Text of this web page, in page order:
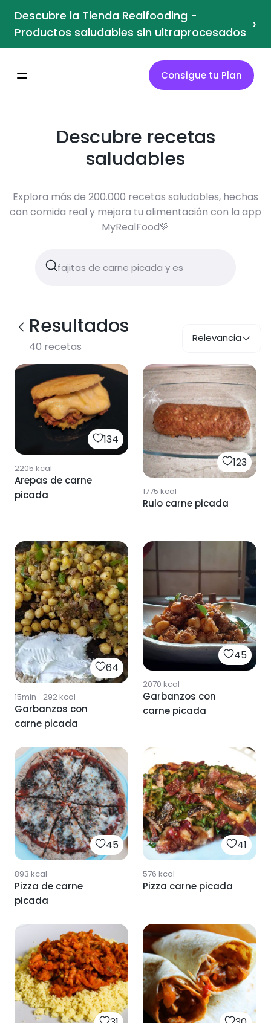
Descubre la Tienda Realfooding -
Productos saludables sin ultraprocesados ›
Consigue tu Plan
Descubre recetas
saludables
Explora más de 200.000 recetas saludables, hechas
con comida real y mejora tu alimentación con la app
MyRealFood💚
Resultados
40 recetas
Relevancia
134
2205 kcal
Arepas de carne
picada
123
1775 kcal
Rulo carne picada
64
15min · 292kcal
Garbanzos con
carne picada
45
2070 kcal
Garbanzos con
carne picada
45
893 kcal
Pizza de carne
picada
41
576 kcal
Pizza carne picada